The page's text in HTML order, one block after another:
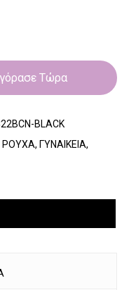
Τώρα
BLACK
ΡΟΥΧΑ, ΓΥΝΑΙΚΕΙΑ,